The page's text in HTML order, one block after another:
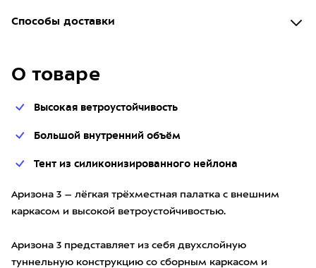
Способы доставки
О товаре
Высокая ветроустойчивость
Большой внутренний объём
Тент из силиконизированного нейлона
Аризона 3 – лёгкая трёхместная палатка с внешним
каркасом и высокой ветроустойчивостью.
Аризона 3 представляет из себя двухслойную
туннельную конструкцию со сборным каркасом и